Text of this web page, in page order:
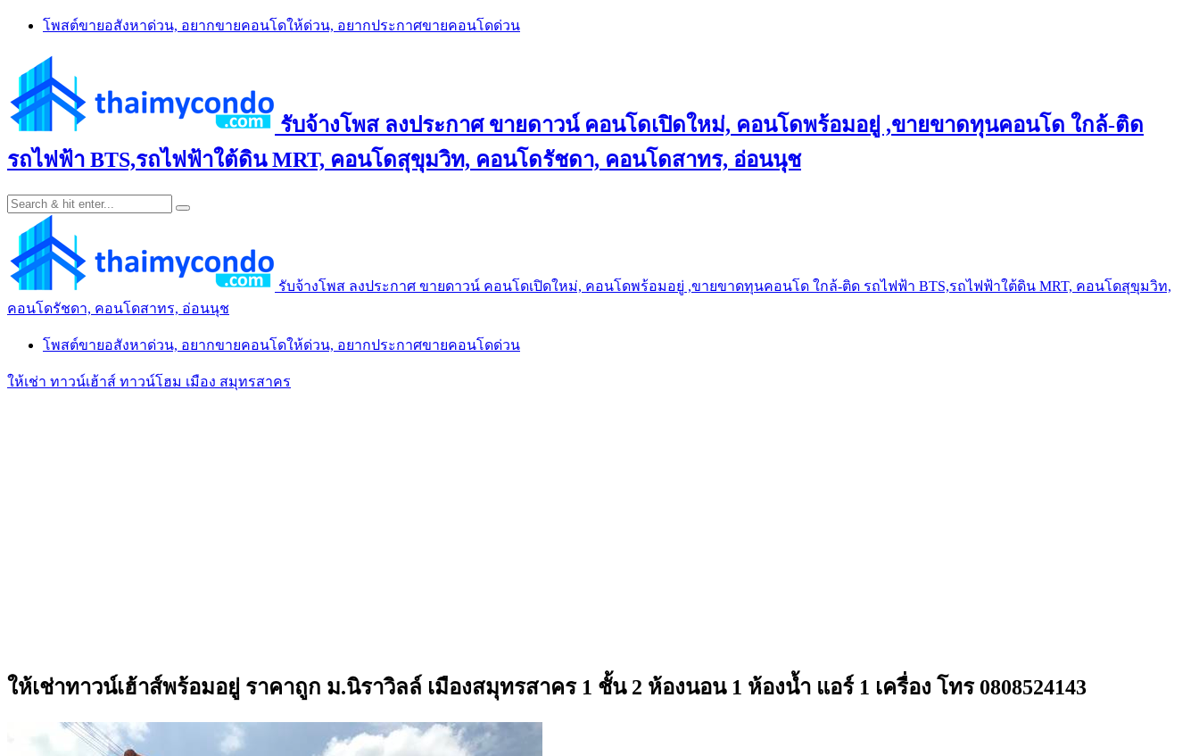
Skip
โพสต์ขายอสังหาด่วน, อยากขายคอนโดให้ด่วน, อยากประกาศขายคอนโดด่วน
รับจ้างโพส ลงประกาศ ขายดาวน์ คอนโดเปิดใหม่, คอนโดพร้อมอยู่ ,ขายขาดทุนคอนโด ใกล้-ติด
รถไฟฟ้า BTS,รถไฟฟ้าใต้ดิน MRT, คอนโดสุขุมวิท, คอนโดรัชดา, คอนโดสาทร, อ่อนนุช
รับจ้างโพส ลงประกาศ ขายดาวน์ คอนโดเปิดใหม่, คอนโดพร้อมอยู่ ,ขายขาดทุนคอนโด ใกล้-ติด รถไฟฟ้า BTS,รถไฟฟ้าใต้ดิน MRT, คอนโดสุขุมวิท,
คอนโดรัชดา, คอนโดสาทร, อ่อนนุช
โพสต์ขายอสังหาด่วน, อยากขายคอนโดให้ด่วน, อยากประกาศขายคอนโดด่วน
ให้เช่า ทาวน์เฮ้าส์ ทาวน์โฮม เมือง สมุทรสาคร
ให้เช่าทาวน์เฮ้าส์พร้อมอยู่ ราคาถูก ม.นิราวิลล์ เมืองสมุทรสาคร 1 ชั้น 2 ห้องนอน 1 ห้องน้ำ แอร์ 1 เครื่อง โทร 0808524143